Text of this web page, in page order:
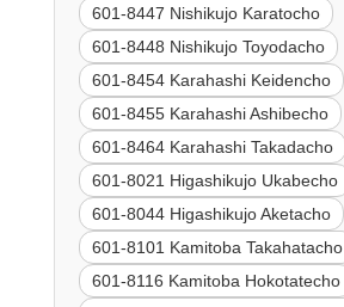
601-8447 Nishikujo Karatocho
601-8448 Nishikujo Toyodacho
601-8454 Karahashi Keidencho
601-8455 Karahashi Ashibecho
601-8464 Karahashi Takadacho
601-8021 Higashikujo Ukabecho
601-8044 Higashikujo Aketacho
601-8101 Kamitoba Takahatacho
601-8116 Kamitoba Hokotatecho